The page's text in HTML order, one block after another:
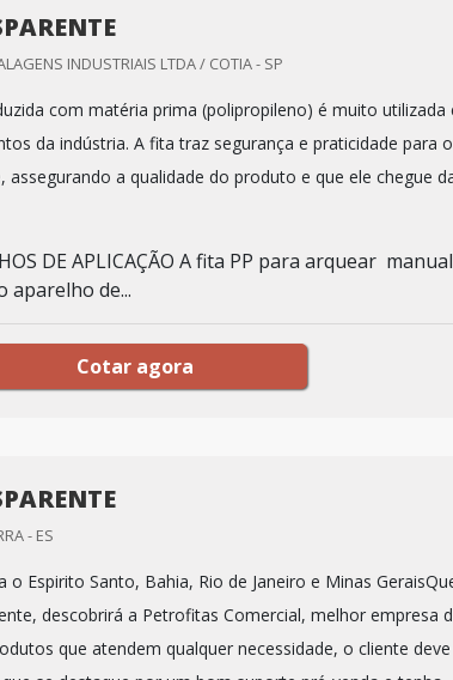
INDUSTRIAIS LTDA / COTIA - SP
com matéria prima (polipropileno) é muito utilizada
da indústria. A fita traz segurança e praticidade para o
a qualidade do produto e que ele chegue
DE APLICAÇÃO A fita PP para arquear manual
aparelho de...
Cotar agora
- ES
Espirito Santo, Bahia, Rio de Janeiro e Minas
descobrirá a Petrofitas Comercial, melhor empresa
que atendem qualquer necessidade, o cliente deve